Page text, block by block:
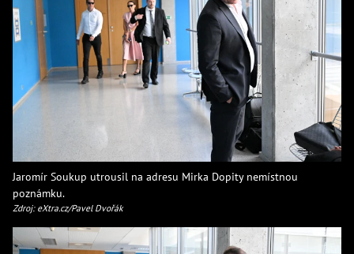
Jaromír Soukup utrousil na adresu Mirka Dopity nemístnou
poznámku.
Zdroj: eXtra.cz/Pavel Dvořák